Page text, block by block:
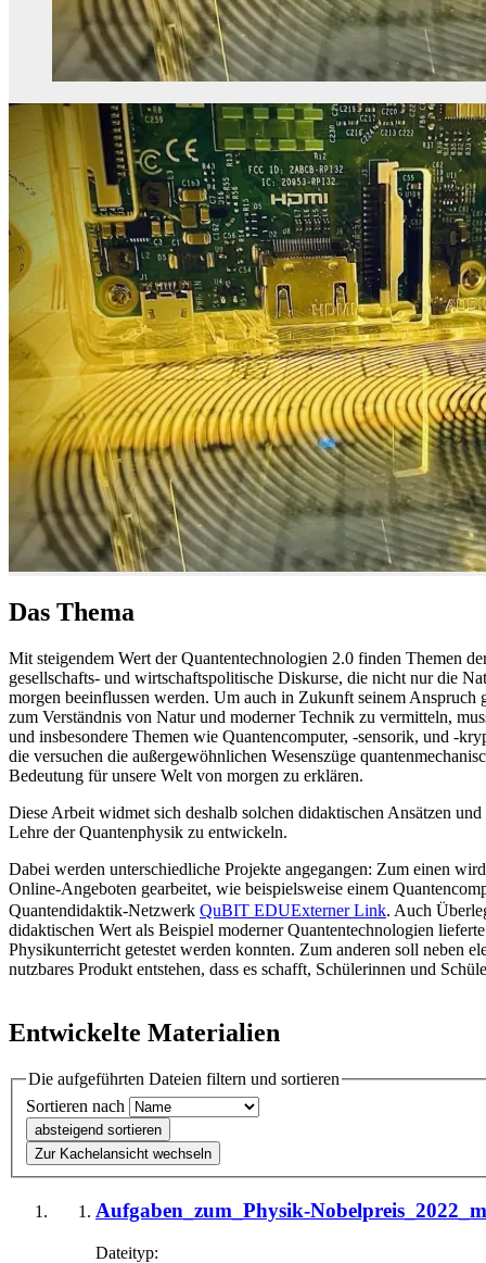
Das Thema
Mit steigendem Wert der Quantentechnologien 2.0 finden Themen
gesellschafts- und wirtschaftspolitische Diskurse, die nicht nur die
morgen beeinflussen werden. Um auch in Zukunft seinem
zum Verständnis von Natur und moderner Technik zu vermitteln,
und insbesondere Themen wie Quantencomputer, -sensorik, und -
die versuchen die außergewöhnlichen Wesenszüge
Bedeutung für unsere Welt von morgen zu erklären.
Diese Arbeit widmet sich deshalb solchen didaktischen Ansätzen
Lehre der Quantenphysik zu entwickeln.
Dabei werden unterschiedliche Projekte angegangen: Zum einen
Online-Angeboten gearbeitet, wie beispielsweise einem
Quantendidaktik-Netzwerk QuBIT EDUExterner Link. Auch
didaktischen Wert als Beispiel moderner Quantentechnologien
Physikunterricht getestet werden konnten. Zum anderen soll neben
nutzbares Produkt entstehen, dass es schafft, Schülerinnen und
Entwickelte Materialien
Die aufgeführten Dateien filtern und sortieren
Sortieren nach
absteigend sortieren
Zur Kachelansicht wechseln
Aufgaben_zum_Physik-
Dateityp: